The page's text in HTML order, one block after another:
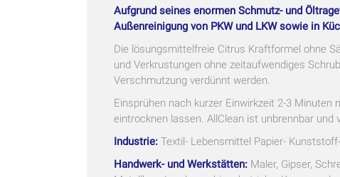
Aufgrund seines enormen Schmutz- und
Außenreinigung von PKW und LKW sowie in
Die lösungsmittelfreie Citrus Kraftformel ohne
und Verkrustungen ohne zeitaufwendiges
Verschmutzung verdünnt werden.
Einsprühen nach kurzer Einwirkzeit 2-3
eintrocknen lassen. AllClean ist unbrennbar und
Industrie:Textil- Lebensmittel Papier-
Handwerk- und Werkstätten:Maler, Gipser,